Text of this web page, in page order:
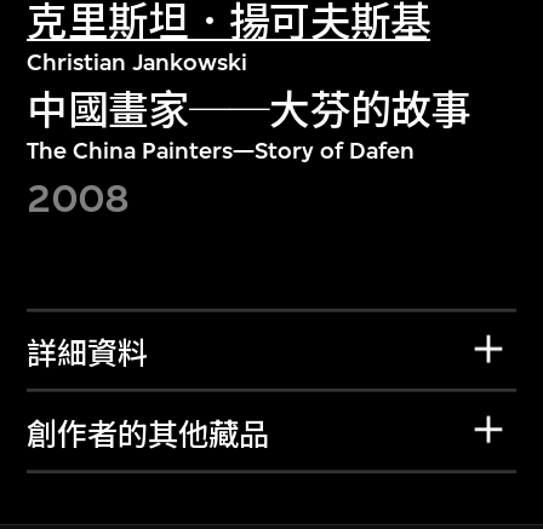
克里斯坦．揚可夫斯基
Christian Jankowski
中國畫家──大芬的故事
The China Painters—Story of Dafen
2008
詳細資料
創作者的其他藏品